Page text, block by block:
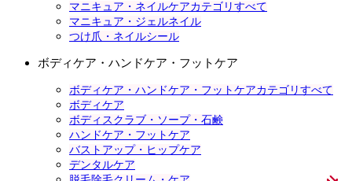
マニキュア・ネイルケアカテゴリすべて
マニキュア・ジェルネイル
つけ爪・ネイルシール
ボディケア・ハンドケア・フットケア
ボディケア・ハンドケア・フットケアカテゴリすべて
ボディケア
ボディスクラブ・ソープ・石鹸
ハンドケア・フットケア
バストアップ・ヒップケア
デンタルケア